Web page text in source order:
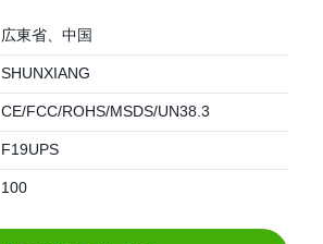
広東省、中国
SHUNXIANG
CE/FCC/ROHS/MSDS/UN38.3
F19UPS
100